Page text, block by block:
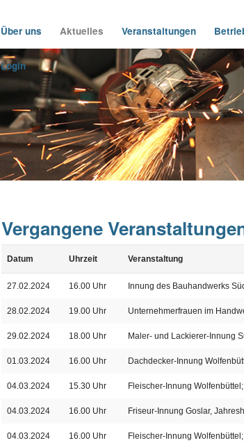
Über uns Aktuelles Veranstaltungen
Login
Vergangene
Datum Uhrzeit Veranstaltung
27.02.2024 16.00 Uhr Innung des Bauhandwerks
28.02.2024 19.00 Uhr Unternehmerfrauen im
29.02.2024 18.00 Uhr Maler- und Lackierer-Innung
01.03.2024 16.00 Uhr Dachdecker-Innung
04.03.2024 15.30 Uhr Fleischer-Innung
04.03.2024 16.00 Uhr Friseur-Innung Goslar,
04.03.2024 16.00 Uhr Fleischer-Innung